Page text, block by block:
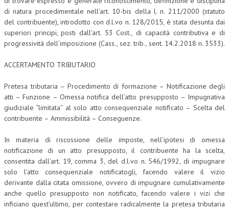
di natura procedimentale nell’art. 10-bis della l. n. 211/2000 (statuto
del contribuente), introdotto con d.l.vo n. 128/2015, è stata desunta dai
superiori principi, posti dall’art. 53 Cost., di capacità contributiva e di
progressività dell’imposizione (Cass., sez. trib., sent. 14.2.2018 n. 3533).
ACCERTAMENTO TRIBUTARIO
Pretesa tributaria – Procedimento di formazione – Notificazione degli
atti – Funzione – Omessa notifica dell’atto presupposto – Impugnativa
giudiziale “limitata” al solo atto consequenziale notificato – Scelta del
contribuente – Ammissibilità – Conseguenze.
In materia di riscossione delle imposte, nell’ipotesi di omessa
notificazione di un atto presupposto, il contribuente ha la scelta,
consentita dall’art. 19, comma 3, del d.l.vo n. 546/1992, di impugnare
solo l’atto consequenziale notificatogli, facendo valere il vizio
derivante dalla citata omissione, ovvero di impugnare cumulativamente
anche quello presupposto non notificato, facendo valere i vizi che
inficiano quest’ultimo, per contestare radicalmente la pretesa tributaria